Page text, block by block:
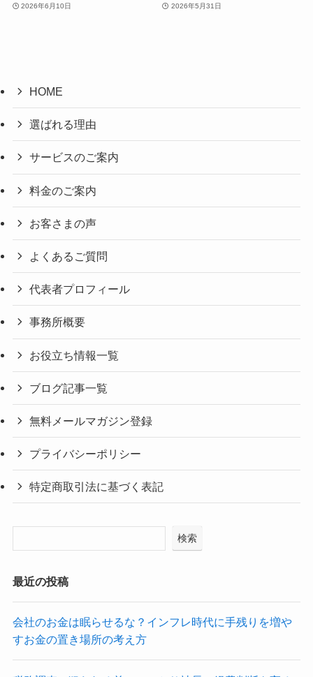
2026年6月10日 2026年5月31日
HOME
選ばれる理由
サービスのご案内
料金のご案内
お客さまの声
よくあるご質問
代表者プロフィール
事務所概要
お役立ち情報一覧
ブログ記事一覧
無料メールマガジン登録
プライバシーポリシー
特定商取引法に基づく表記
検索
最近の投稿
会社のお金は眠らせるな？インフレ時代に手残りを増や
すお金の置き場所の考え方